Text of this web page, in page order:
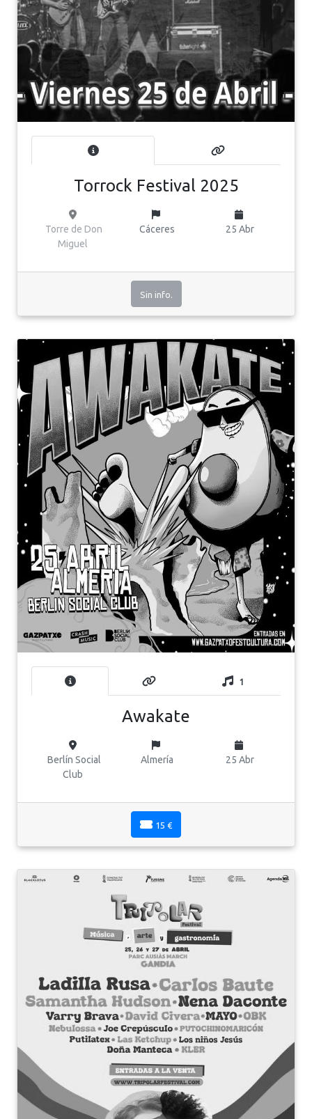
Torrock Festival 2025
Torre de Don
Miguel
Cáceres 25 Abr
Sin info.
1
Awakate
Berlín Social
Club
Almería 25 Abr
15 €